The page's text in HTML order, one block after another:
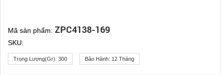
Mã sản phẩm: ZPC4138-169
SKU:
Trọng Lượng(gr): 300 Bảo Hành: 12 Tháng